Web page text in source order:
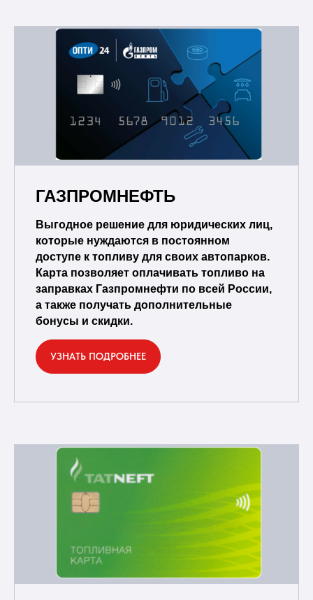
ГАЗПРОМНЕФТЬ
Выгодное решение для юридических лиц,
которые нуждаются в постоянном
доступе к топливу для своих автопарков.
Карта позволяет оплачивать топливо на
заправках Газпромнефти по всей России,
а также получать дополнительные
бонусы и скидки.
УЗНАТЬ ПОДРОБНЕЕ